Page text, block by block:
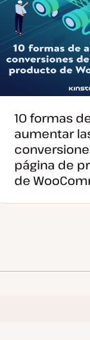
10 formas
aumentar
página de
de